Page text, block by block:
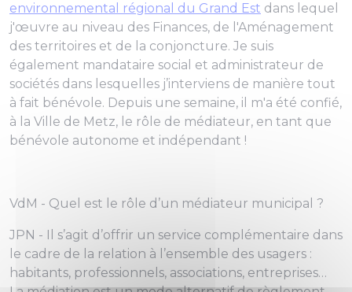
environnemental régional du Grand Est dans lequel
j'œuvre au niveau des Finances, de l'Aménagement
des territoires et de la conjoncture. Je suis
également mandataire social et administrateur de
sociétés dans lesquelles j’interviens de manière tout
à fait bénévole. Depuis une semaine, il m'a été confié,
à la Ville de Metz, le rôle de médiateur, en tant que
bénévole autonome et indépendant !
VdM - Quel est le rôle d’un médiateur municipal ?
JPN - Il s’agit d’offrir un service complémentaire dans
le cadre de la relation à l’ensemble des usagers :
habitants, professionnels, associations, entreprises…